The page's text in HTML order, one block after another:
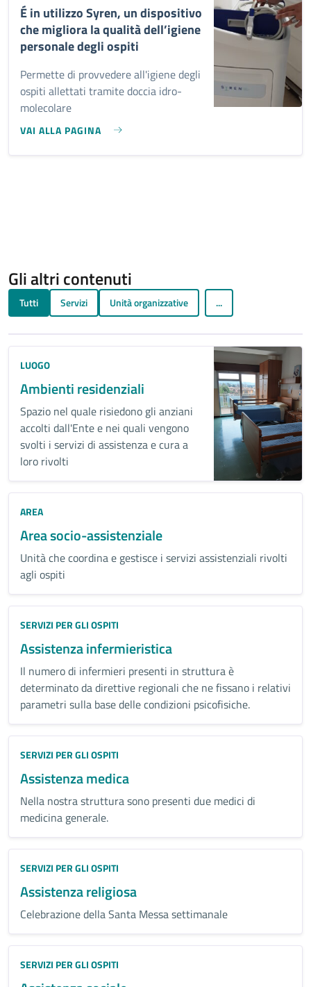
É in utilizzo Syren, un dispositivo
che migliora la qualità dell’igiene
personale degli ospiti
Permette di provvedere all'igiene degli
ospiti allettati tramite doccia idro-
molecolare
VAI ALLA PAGINA
Gli altri contenuti
Tutti Servizi Unità organizzative ...
LUOGO
Ambienti residenziali
Spazio nel quale risiedono gli anziani
accolti dall'Ente e nei quali vengono
svolti i servizi di assistenza e cura a
loro rivolti
AREA
Area socio-assistenziale
Unità che coordina e gestisce i servizi assistenziali rivolti
agli ospiti
SERVIZI PER GLI OSPITI
Assistenza infermieristica
Il numero di infermieri presenti in struttura è
determinato da direttive regionali che ne fissano i relativi
parametri sulla base delle condizioni psicofisiche.
SERVIZI PER GLI OSPITI
Assistenza medica
Nella nostra struttura sono presenti due medici di
medicina generale.
SERVIZI PER GLI OSPITI
Assistenza religiosa
Celebrazione della Santa Messa settimanale
SERVIZI PER GLI OSPITI